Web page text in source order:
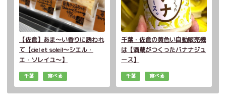
【佐倉】あま～い香りに誘われ
て【ciel et soleil～シエル・
エ・ソレイユ～】
千葉 食べる
千葉・佐倉の黄色い自動販売機
は【酒蔵がつくったバナナジュ
ース】
千葉 食べる